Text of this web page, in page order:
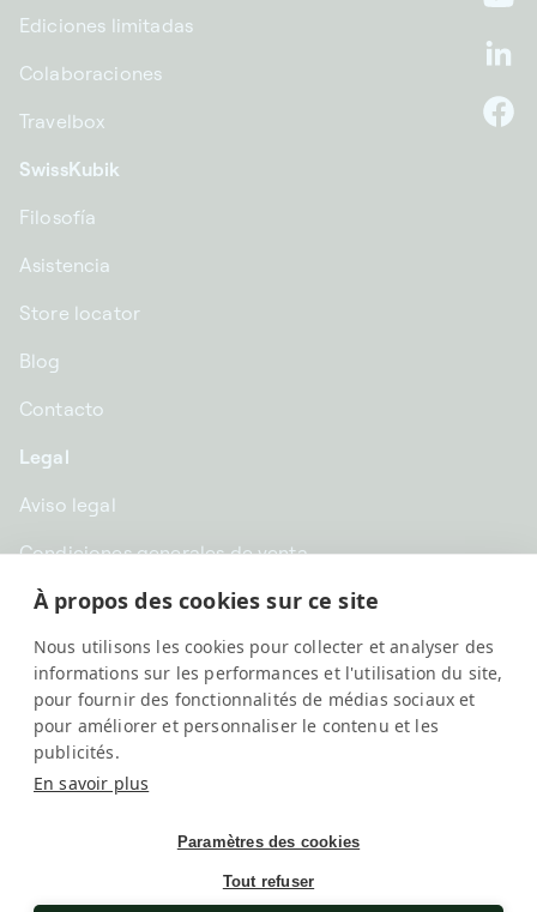
À propos des cookies sur ce site
Nous utilisons les cookies pour collecter et analyser des
informations sur les performances et l'utilisation du site,
pour fournir des fonctionnalités de médias sociaux et
pour améliorer et personnaliser le contenu et les
publicités.
En savoir plus
Paramètres des cookies
Tout refuser
Ediciones limitadas
Colaboraciones
Travelbox
SwissKubik
Filosofía
Asistencia
Store locator
Blog
Contacto
Legal
Aviso legal
Condiciones generales de venta
Confidencialidad
EUR € | España
SwissKubik, All rights reserved